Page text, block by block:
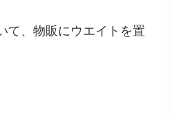
て、物販にウエイトを置